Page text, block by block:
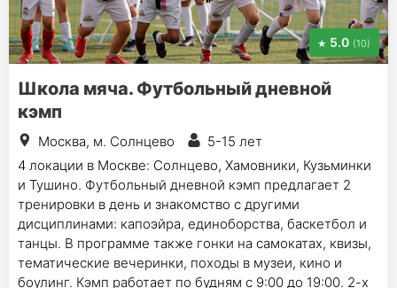
5.0 (10)
Школа мяча. Футбольный дневной
кэмп
Москва, м. Солнцево
5-15 лет
4 локации в Москве: Солнцево, Хамовники, Кузьминки
и Тушино. Футбольный дневной кэмп предлагает 2
тренировки в день и знакомство с другими
дисциплинами: капоэйра, единоборства, баскетбол и
танцы. В программе также гонки на самокатах, квизы,
тематические вечеринки, походы в музеи, кино и
боулинг. Кэмп работает по будням с 9:00 до 19:00. 2-х